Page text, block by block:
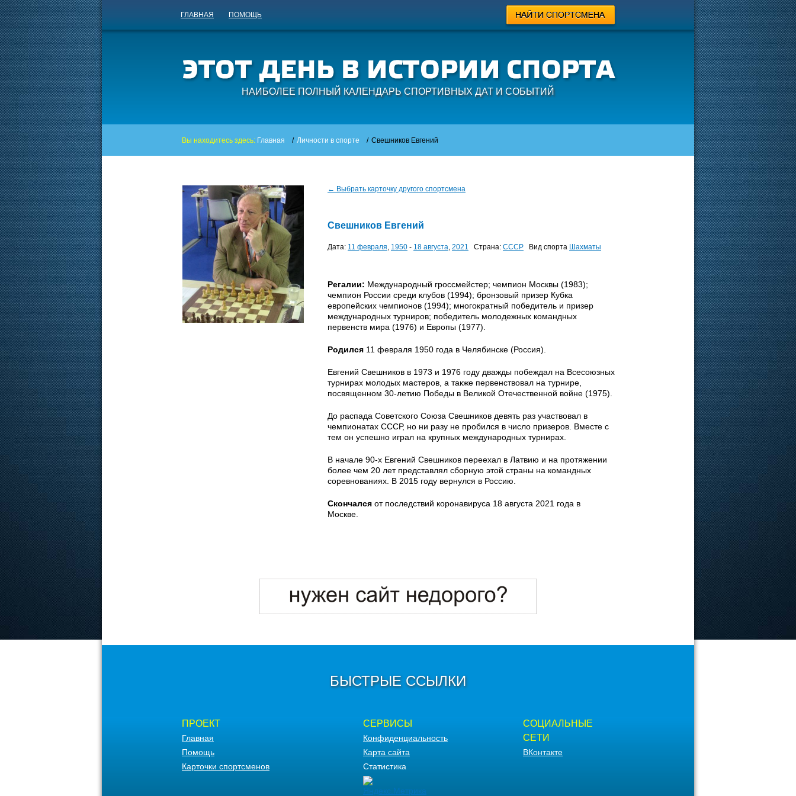
ГЛАВНАЯ ПОМОЩЬ
НАИБОЛЕЕ ПОЛНЫЙ КАЛЕНДАРЬ СПОРТИВНЫХ ДАТ И СОБЫТИЙ
Вы находитесь здесь: Главная / Личности в спорте / Свешников Евгений
← Выбрать карточку другого спортсмена
Свешников Евгений
Дата: 11 февраля, 1950 - 18 августа, 2021 Страна: СССР Вид спорта Шахматы
Регалии: Международный гроссмейстер; чемпион Москвы (1983);
чемпион России среди клубов (1994); бронзовый призер Кубка
европейских чемпионов (1994); многократный победитель и призер
международных турниров; победитель молодежных командных
первенств мира (1976) и Европы (1977).
Родился 11 февраля 1950 года в Челябинске (Россия).
Евгений Свешников в 1973 и 1976 году дважды побеждал на Всесоюзных
турнирах молодых мастеров, а также первенствовал на турнире,
посвященном 30-летию Победы в Великой Отечественной войне (1975).
До распада Советского Союза Свешников девять раз участвовал в
чемпионатах СССР, но ни разу не пробился в число призеров. Вместе с
тем он успешно играл на крупных международных турнирах.
В начале 90-х Евгений Свешников переехал в Латвию и на протяжении
более чем 20 лет представлял сборную этой страны на командных
соревнованиях. В 2015 году вернулся в Россию.
Скончался от последствий коронавируса 18 августа 2021 года в
Москве.
БЫСТРЫЕ ССЫЛКИ
ПРОЕКТ
Главная
Помощь
Карточки спортсменов
СЕРВИСЫ
Конфиденциальность
Карта сайта
Статистика
СОЦИАЛЬНЫЕ
СЕТИ
ВКонтакте